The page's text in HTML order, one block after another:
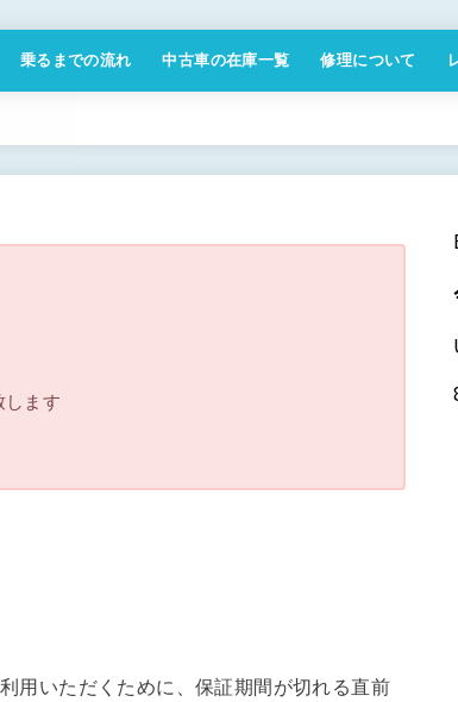
づく表記
乗るまでの流れ 中古車の在庫一覧 修理について
します
用いただくために、保証期間が切れる直前